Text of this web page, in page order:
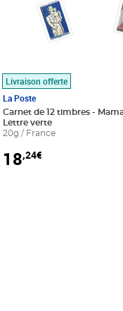
au panier
Livraison offerte
La Poste
Carnet de 12 timbres -
Lettre verte
20g / France
18,24€